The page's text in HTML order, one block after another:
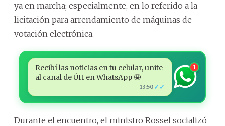
ya en marcha; especialmente, en lo referido a la
licitación para arrendamiento de máquinas de
votación electrónica.
Recibí las noticias en tu celular, unite
al canal de ÚH en WhatsApp 🤩
13:50 ✓✓
1
Durante el encuentro, el ministro Rossel socializó